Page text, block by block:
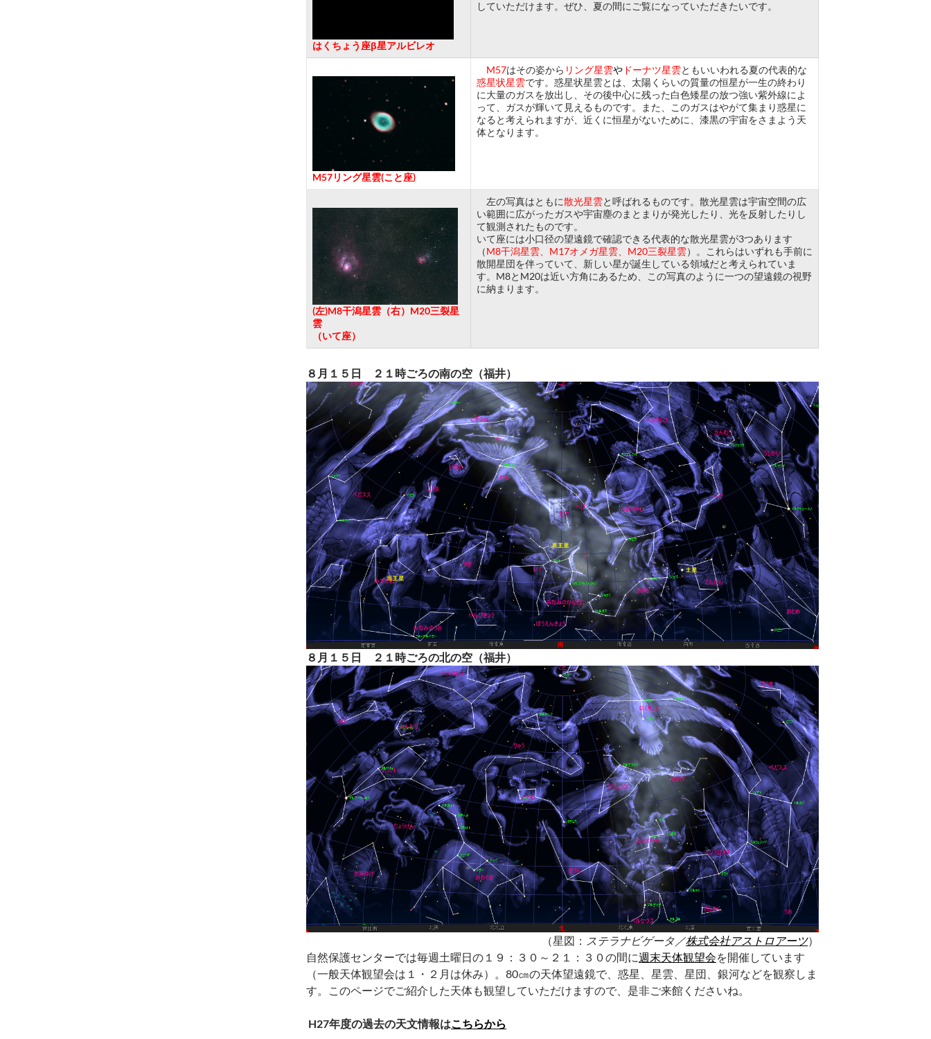
はくちょう座β星アルビレオ
していただけます。ぜひ、夏の間にご覧になっていただきたいです。
M57リング星雲(こと座)
M57はその姿から リング星雲や ドーナツ星雲ともいいわれる夏の代表的な
惑星状星雲です。惑星状星雲とは、太陽くらいの質量の恒星が一生の終わり
に大量のガスを放出し、その後中心に残った白色矮星の放つ強い紫外線によ
って、ガスが輝いて見えるものです。また、このガスはやがて集まり惑星に
なると考えられますが、近くに恒星がないために、漆黒の宇宙をさまよう天
体となります。
(左)M8干潟星雲（右）M20三裂星
雲
（いて座）
左の写真はともに散光星雲と呼ばれるものです。散光星雲は宇宙空間の広
い範囲に広がったガスや宇宙塵のまとまりが発光したり、光を反射したりし
て観測されたものです。
いて座には小口径の望遠鏡で確認できる代表的な散光星雲が3つあります
（M8干潟星雲、M17オメガ星雲、M20三裂星雲）。これらはいずれも手前に
散開星団を伴っていて、新しい星が誕生している領域だと考えられていま
す。M8とM20は近い方角にあるため、この写真のように一つの望遠鏡の視野
に納まります。
８月１５日 ２１時ごろの南の空 （福井）
８月１５日 ２１時ごろの北の空（福井）
（星図： ステラナビゲータ／株式会社アストロアーツ）
自然保護センターでは毎週土曜日の１９：３０～２１：３０の間に週末天体観望会を開催しています
（一般天体観望会は１・２月は休み）。80㎝の天体望遠鏡で、惑星、星雲、星団、銀河などを観察しま
す。このページでご紹介した天体も観望していただけますので、是非ご来館くださいね。
H27年度の過去の天文情報はこちらから